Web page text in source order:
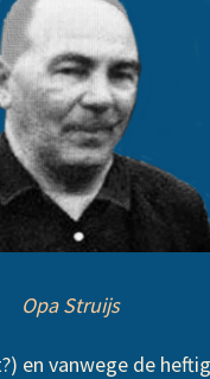
Opa Struijs
vanwege de